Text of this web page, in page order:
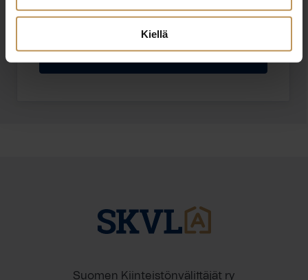
Kiellä
Suomen Kiinteistönvälittäjät ry